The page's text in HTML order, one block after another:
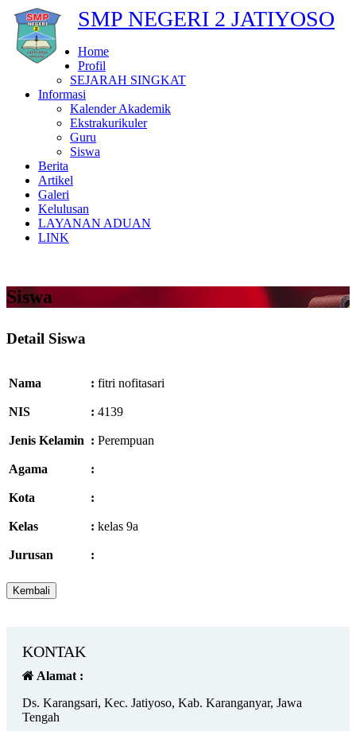
SMP NEGERI 2 JATIYOSO
Home
Profil
SEJARAH SINGKAT
Informasi
Kalender Akademik
Ekstrakurikuler
Guru
Siswa
Berita
Artikel
Galeri
Kelulusan
LAYANAN ADUAN
LINK
Siswa
Detail Siswa
Nama : fitri nofitasari
NIS : 4139
Jenis Kelamin : Perempuan
Agama :
Kota :
Kelas : kelas 9a
Jurusan :
KONTAK
Alamat :
Ds. Karangsari, Kec. Jatiyoso, Kab. Karanganyar, Jawa
Tengah